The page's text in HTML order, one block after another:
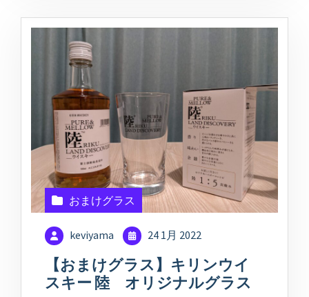
おまけグラス
keviyama 24 1月 2022
【おまけグラス】キリンウイ
スキー 陸 オリジナルグラス